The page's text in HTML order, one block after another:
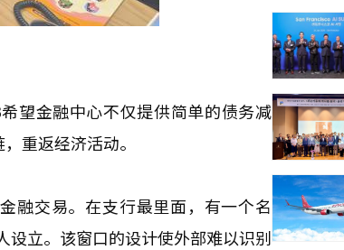
望金融中心不仅提供简单的债务减
重返经济活动。
融交易。在支行最里面，有一个名
立。该窗口的设计使外部难以识别